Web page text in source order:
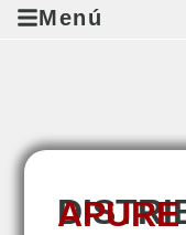
Menú
APURE